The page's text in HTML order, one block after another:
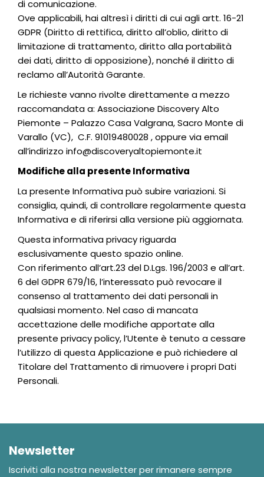
di comunicazione.
Ove applicabili, hai altresì i diritti di cui agli artt. 16-21
GDPR (Diritto di rettifica, diritto all’oblio, diritto di
limitazione di trattamento, diritto alla portabilità
dei dati, diritto di opposizione), nonché il diritto di
reclamo all’Autorità Garante.
Le richieste vanno rivolte direttamente a mezzo
raccomandata a: Associazione Discovery Alto
Piemonte – Palazzo Casa Valgrana, Sacro Monte di
Varallo (VC), C.F. 91019480028 , oppure via email
all’indirizzo info@discoveryaltopiemonte.it
Modifiche alla presente Informativa
La presente Informativa può subire variazioni. Si
consiglia, quindi, di controllare regolarmente questa
Informativa e di riferirsi alla versione più aggiornata.
Questa informativa privacy riguarda
esclusivamente questo spazio online.
Con riferimento all’art.23 del D.Lgs. 196/2003 e all’art.
6 del GDPR 679/16, l’interessato può revocare il
consenso al trattamento dei dati personali in
qualsiasi momento. Nel caso di mancata
accettazione delle modifiche apportate alla
presente privacy policy, l’Utente è tenuto a cessare
l’utilizzo di questa Applicazione e può richiedere al
Titolare del Trattamento di rimuovere i propri Dati
Personali.
Newsletter
Iscriviti alla nostra newsletter per rimanere sempre